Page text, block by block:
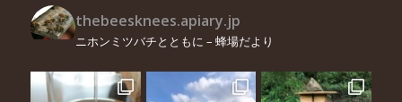
thebeesknees.apiary.jp
ニホンミツバチとともに – 蜂場だより